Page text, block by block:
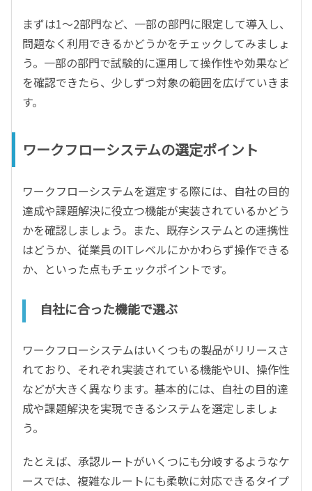
まずは1～2部門など、一部の部門に限定して導入し、
問題なく利用できるかどうかをチェックしてみましょ
う。一部の部門で試験的に運用して操作性や効果など
を確認できたら、少しずつ対象の範囲を広げていきま
す。
ワークフローシステムの選定ポイント
ワークフローシステムを選定する際には、自社の目的
達成や課題解決に役立つ機能が実装されているかどう
かを確認しましょう。また、既存システムとの連携性
はどうか、従業員のITレベルにかかわらず操作できる
か、といった点もチェックポイントです。
自社に合った機能で選ぶ
ワークフローシステムはいくつもの製品がリリースさ
れており、それぞれ実装されている機能やUI、操作性
などが大きく異なります。基本的には、自社の目的達
成や課題解決を実現できるシステムを選定しましょ
う。
たとえば、承認ルートがいくつにも分岐するようなケ
ースでは、複雑なルートにも柔軟に対応できるタイプ